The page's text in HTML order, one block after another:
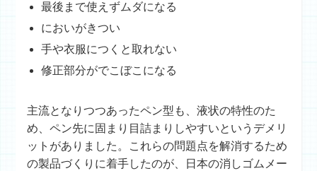
最後まで使えずムダになる
においがきつい
手や衣服につくと取れない
修正部分がでこぼこになる
主流となりつつあったペン型も、液状の特性のた
め、ペン先に固まり目詰まりしやすいというデメリ
ットがありました。これらの問題点を解消するため
の製品づくりに着手したのが、日本の消しゴムメー